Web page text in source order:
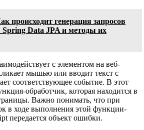
происходит генерация запросов
Spring Data JPA и методы их
с элементом на веб-
мышью или вводит текст с
соответствующее событие. В этот
обработчик, которая находится в
Важно понимать, что при
в ходе выполнения этой функции-
передается объект ошибки.